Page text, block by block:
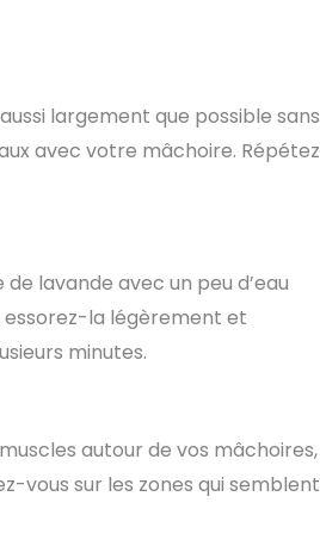
largement que possible sans
avec votre mâchoire. Répétez
lavande avec un peu d’eau
essorez-la légèrement et
minutes.
autour de vos mâchoires,
vous sur les zones qui semblent